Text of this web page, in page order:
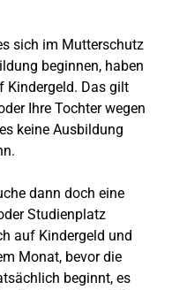
sich im Mutterschutz
beginnen, haben
Kindergeld. Das gilt
Ihre Tochter wegen
keine Ausbildung
dann doch eine
Studienplatz
auf Kindergeld und
Monat, bevor die
beginnt, es